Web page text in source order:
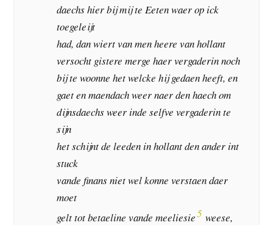
daechs hier bij mij te Eeten waer op ick
toegeleijt
had, dan wiert van men heere van hollant
versocht gistere merge haer vergaderin noch
bij te woonne het welcke hij gedaen heeft, en
gaet en maendach weer naer den haech om
dijnsdaechs weer inde selfve vergaderin te
sijn
het schijnt de leeden in hollant den ander int
stuck
vande finans niet wel konne verstaen daer
moet
gelt tot betaeline vande meeliesie5 weese,